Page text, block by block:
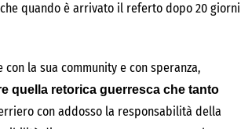
quando è arrivato il referto dopo 20 giorni
la sua community e con speranza,
quella retorica guerresca che tanto
con addosso la responsabilità della